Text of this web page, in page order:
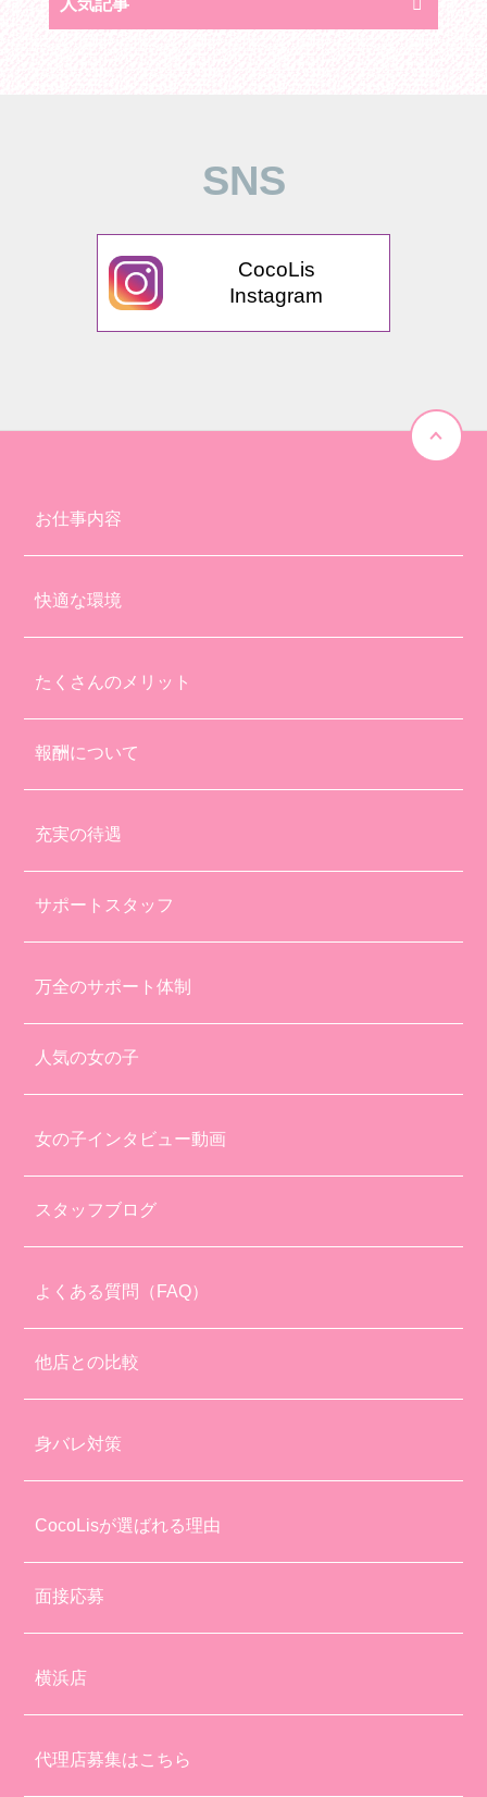
SNS
CocoLis
Instagram
お仕事内容
快適な環境
たくさんのメリット
報酬について
充実の待遇
サポートスタッフ
万全のサポート体制
人気の女の子
女の子インタビュー動画
スタッフブログ
よくある質問（FAQ）
他店との比較
身バレ対策
CocoLisが選ばれる理由
面接応募
横浜店
代理店募集はこちら